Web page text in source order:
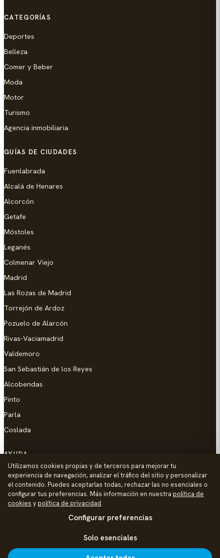
CATEGORÍAS
Deportes
Belleza
Comer y Beber
Moda
Motor
Turismo
Agencia inmobiliaria
GUÍAS DE CIUDADES
Fuenlabrada
Alcalá de Henares
Alcorcón
Getafe
Móstoles
Leganés
Colmenar Viejo
Madrid
Las Rozas de Madrid
Torrejón de Ardoz
Pozuelo de Alarcón
Rivas-Vaciamadrid
Valdemoro
San Sebastián de los Reyes
Alcobendas
Pinto
Parla
Coslada
AYUDA
Añadir empresa
Contacto
Política de Privacidad
Utilizamos cookies propias y de terceros para mejorar tu
experiencia de navegación, analizar el tráfico del sitio y personalizar
el contenido. Puedes aceptarlas todas, rechazar las no esenciales o
configurar tus preferencias. Más información en nuestra política de
cookies ypolítica de privacidad.
Configurar preferencias
Solo esenciales